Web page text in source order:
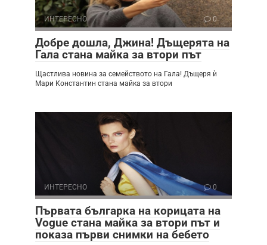
ИНТЕРЕСНО 0
Добре дошла, Джина! Дъщерята на
Гала стана майка за втори път
Щастлива новина за семейството на Гала! Дъщеря ѝ
Мари Константин стана майка за втори
ИНТЕРЕСНО 0
Първата българка на корицата на
Vogue стана майка за втори път и
показа първи снимки на бебето